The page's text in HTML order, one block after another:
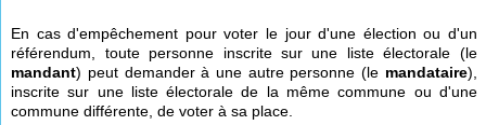
En cas d'empêchement pour voter le jour d'une élection ou d'un
référendum, toute personne inscrite sur une liste électorale (le
mandant) peut demander à une autre personne (le mandataire),
inscrite sur une liste électorale de la même commune ou d'une
commune différente, de voter à sa place.